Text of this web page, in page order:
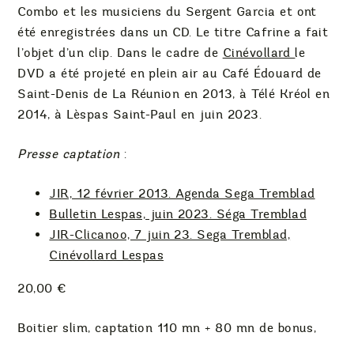
Combo et les musiciens du Sergent Garcia et ont
été enregistrées dans un CD. Le titre Cafrine a fait
l’objet d’un clip. Dans le cadre de Cinévollardle
DVD a été projeté en plein air au Café Édouard de
Saint-Denis de La Réunion en 2013, à Télé Kréol en
2014, à Lèspas Saint-Paul en juin 2023.
Presse captation :
JIR, 12 février 2013. Agenda Sega Tremblad
Bulletin Lespas, juin 2023. Séga Tremblad
JIR-Clicanoo, 7 juin 23. Sega Tremblad,
Cinévollard Lespas
20,00€
Boitier slim, captation 110 mn + 80 mn de bonus,